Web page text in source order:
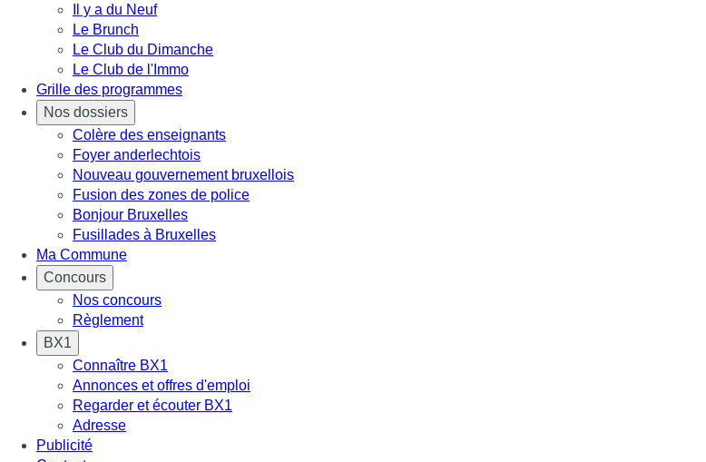
Il y a du Neuf
Le Brunch
Le Club du Dimanche
Le Club de l'Immo
Grille des programmes
Nos dossiers
Colère des enseignants
Foyer anderlechtois
Nouveau gouvernement bruxellois
Fusion des zones de police
Bonjour Bruxelles
Fusillades à Bruxelles
Ma Commune
Concours
Nos concours
Règlement
BX1
Connaître BX1
Annonces et offres d'emploi
Regarder et écouter BX1
Adresse
Publicité